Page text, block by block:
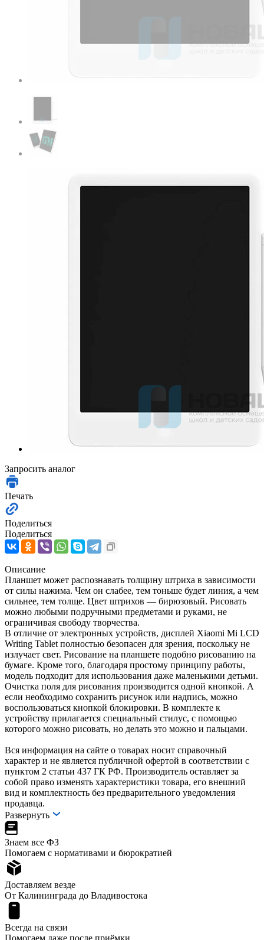
Запросить аналог
Печать
Поделиться
Поделиться
Описание
Планшет может распознавать толщину штриха в зависимости
от силы нажима. Чем он слабее, тем тоньше будет линия, а чем
сильнее, тем толще. Цвет штрихов — бирюзовый. Рисовать
можно любыми подручными предметами и руками, не
ограничивая свободу творчества.
В отличие от электронных устройств, дисплей Xiaomi Mi LCD
Writing Tablet полностью безопасен для зрения, поскольку не
излучает свет. Рисование на планшете подобно рисованию на
бумаге. Кроме того, благодаря простому принципу работы,
модель подходит для использования даже маленькими детьми.
Очистка поля для рисования производится одной кнопкой. А
если необходимо сохранить рисунок или надпись, можно
воспользоваться кнопкой блокировки. В комплекте к
устройству прилагается специальный стилус, с помощью
которого можно рисовать, но делать это можно и пальцами.
Вся информация на сайте о товарах носит справочный
характер и не является публичной офертой в соответствии с
пунктом 2 статьи 437 ГК РФ. Производитель оставляет за
собой право изменять характеристики товара, его внешний
вид и комплектность без предварительного уведомления
продавца.
Развернуть
Знаем все ФЗ
Помогаем с нормативами и бюрократией
Доставляем везде
От Калининграда до Владивостока
Всегда на связи
Помогаем даже после приёмки